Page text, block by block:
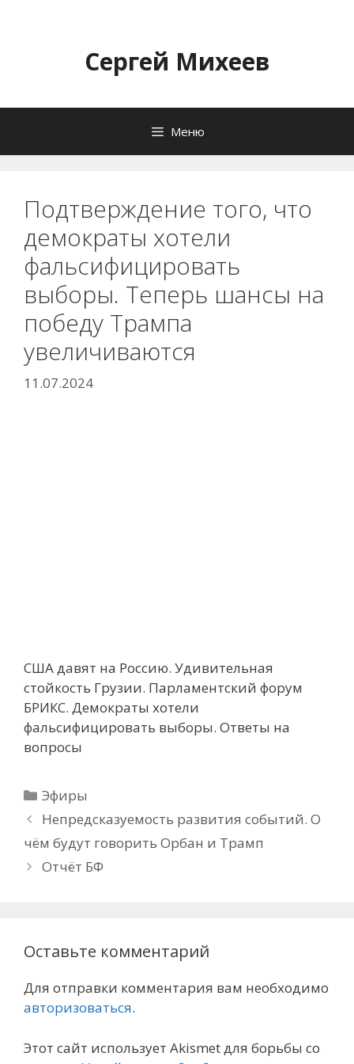
содержимомуСергей Михеев
Меню
Подтверждение того, что
демократы хотели
фальсифицировать
выборы. Теперь шансы на
победу Трампа
увеличиваются
11.07.2024
США давят на Россию. Удивительная
стойкость Грузии. Парламентский форум
БРИКС. Демократы хотели
фальсифицировать выборы. Ответы на
вопросы
Рубрики
Эфиры
Непредсказуемость развития событий. О
чём будут говорить Орбан и Трамп
Отчёт БФ
Оставьте комментарий
Для отправки комментария вам необходимо
авторизоваться.
Этот сайт использует Akismet для борьбы со